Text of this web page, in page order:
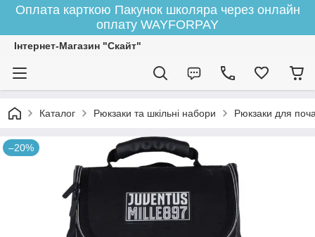
Оплата карткою Пакунок школяра через онлайн
оплату WAYFORPAY
Інтернет-Магазин "Скайт"
Каталог Рюкзаки та шкільні набори Рюкзаки для
–20%